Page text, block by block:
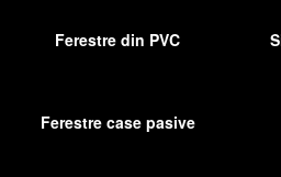
Ferestre din PVC
Ferestre case pasive